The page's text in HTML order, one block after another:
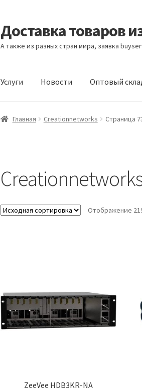
Перейти
к
навигации
Перейти
к
содержимому
Доставка товаров
А также из разных стран мира, заявка
Услуги Новости Оптовый
Главная Контакты Корзина Мой
Главная Creationnetworks Страница
Отображение
ZeeVee HDB3KR-NA